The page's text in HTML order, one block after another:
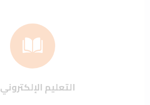
التعليم الإلكتروني